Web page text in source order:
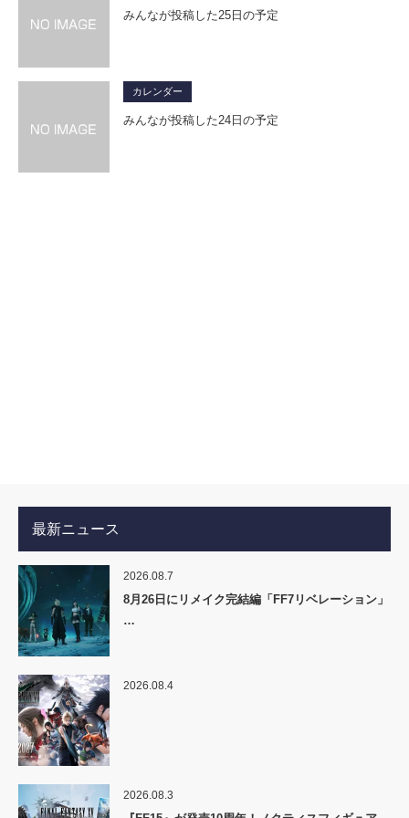
みんなが投稿した25日の予定
カレンダー
みんなが投稿した24日の予定
最新ニュース
2026.08.7
8月26日にリメイク完結編「FF7リベレーション」
…
2026.08.4
2026.08.3